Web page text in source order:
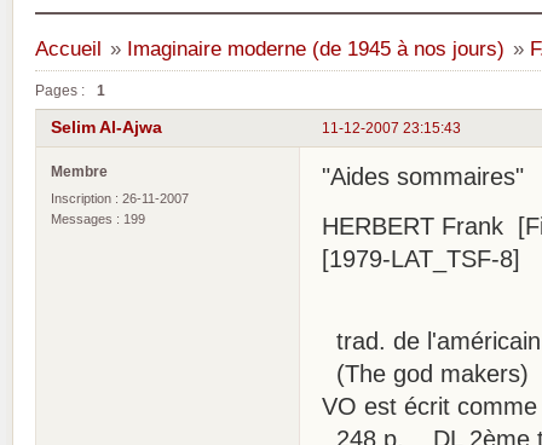
Accueil » Imaginaire moderne (de 1945 à nos jours) »
Pages : 1
11-12-2007 23:15:43
Selim Al-Ajwa
Membre
Inscription : 26-11-2007
Messages : 199
"Aides sommaires"
HERBERT Frank
[1979-LAT_TSF-8]
trad. de
(The god makers)
VO est écrit
248 p. DL 2ème